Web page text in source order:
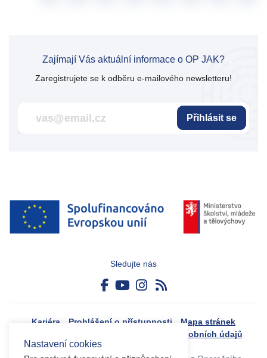
Zajímají Vás aktuální informace o OP JAK?
Zaregistrujete se k odběru e-mailového newsletteru!
Přihlásit se
Sledujte nás
Kariéra Prohlášení o přístupnosti
Mapa stránek
Zásady ochrany osobních údajů
Nastavení cookies